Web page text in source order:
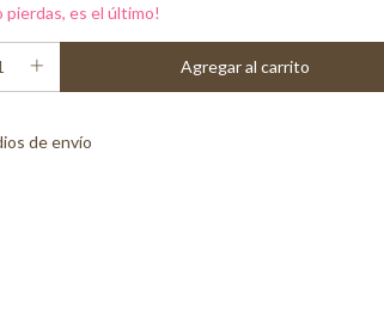
pierdas, es el último!
de envío